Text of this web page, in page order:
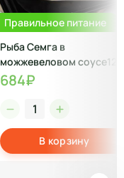
Правильное питание
Рыба Семга в
можжевеловом соусе120
г
684₽
В корзину